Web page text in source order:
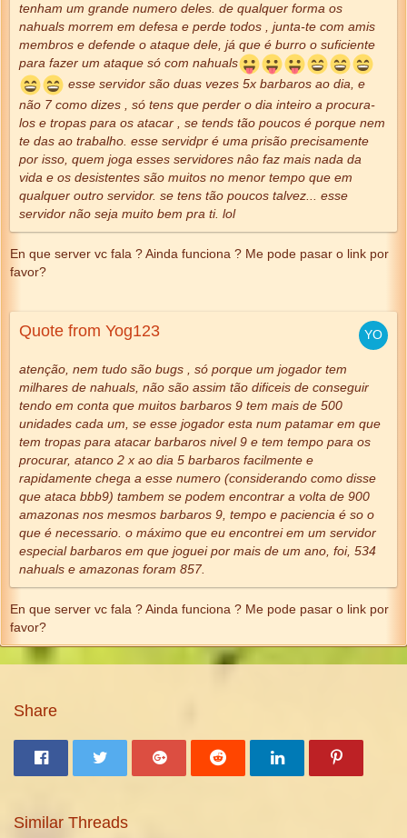
tenham um grande numero deles. de qualquer forma os
nahuals morrem em defesa e perde todos , junta-te com amis
membros e defende o ataque dele, já que é burro o suficiente
para fazer um ataque só com nahuals
esse servidor são duas vezes 5x barbaros ao dia, e
não 7 como dizes , só tens que perder o dia inteiro a procura-
los e tropas para os atacar , se tends tão poucos é porque nem
te das ao trabalho. esse servidpr é uma prisão precisamente
por isso, quem joga esses servidores nâo faz mais nada da
vida e os desistentes são muitos no menor tempo que em
qualquer outro servidor. se tens tão poucos talvez... esse
servidor não seja muito bem pra ti. lol
En que server vc fala ? Ainda funciona ? Me pode pasar o link por
favor?
Quote from Yog123
atenção, nem tudo são bugs , só porque um jogador tem
milhares de nahuals, não são assim tão dificeis de conseguir
tendo em conta que muitos barbaros 9 tem mais de 500
unidades cada um, se esse jogador esta num patamar em que
tem tropas para atacar barbaros nivel 9 e tem tempo para os
procurar, atanco 2 x ao dia 5 barbaros facilmente e
rapidamente chega a esse numero (considerando como disse
que ataca bbb9) tambem se podem encontrar a volta de 900
amazonas nos mesmos barbaros 9, tempo e paciencia é so o
que é necessario. o máximo que eu encontrei em um servidor
especial barbaros em que joguei por mais de um ano, foi, 534
nahuals e amazonas foram 857.
En que server vc fala ? Ainda funciona ? Me pode pasar o link por
favor?
Share
Similar Threads